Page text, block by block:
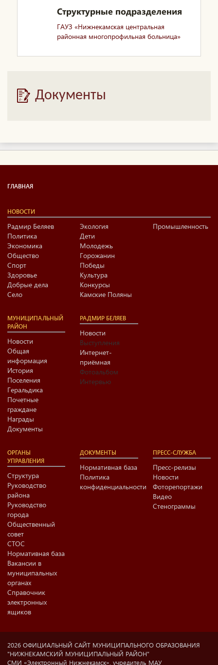
Структурные подразделения
ГАУЗ «Нижнекамская центральная
районная многопрофильная больница»
Документы
ГЛАВНАЯ
НОВОСТИ
Радмир Беляев
Политика
Экономика
Общество
Спорт
Здоровье
Добрые дела
Село
Экология
Дети
Молодежь
Горожанин
Победы
Культура
Конкурсы
Камские Поляны
Промышленность
МУНИЦИПАЛЬНЫЙ
РАЙОН
Новости
Общая
информация
История
Поселения
Геральдика
Почетные
граждане
Награды
Документы
РАДМИР БЕЛЯЕВ
Новости
Выступления
Интернет-
приёмная
Фотоальбом
Интервью
ОРГАНЫ
УПРАВЛЕНИЯ
Структура
Руководство
района
Руководство
города
Общественный
совет
СТОС
Нормативная база
Вакансии в
муниципальных
органах
Справочник
электронных
ящиков
ДОКУМЕНТЫ
Нормативная база
Политика
конфиденциальности
ПРЕСС-СЛУЖБА
Пресс-релизы
Новости
Фоторепортажи
Видео
Стенограммы
2026 ОФИЦИАЛЬНЫЙ САЙТ МУНИЦИПАЛЬНОГО ОБРАЗОВАНИЯ
"НИЖНЕКАМСКИЙ МУНИЦИПАЛЬНЫЙ РАЙОН"
СМИ «Электронный Нижнекамск», учредитель МАУ